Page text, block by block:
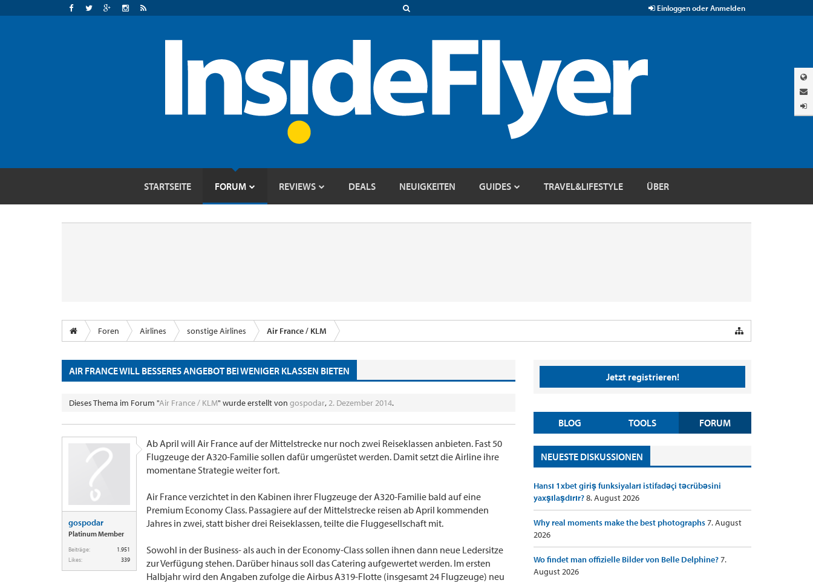
Einloggen oder Anmelden
STARTSEITE FORUM REVIEWS DEALS NEUIGKEITEN GUIDES TRAVEL&LIFESTYLE ÜBER
Foren Airlines sonstige Airlines Air France / KLM
AIR FRANCE WILL BESSERES ANGEBOT BEI WENIGER KLASSEN BIETEN
Dieses Thema im Forum "Air France / KLM" wurde erstellt von gospodar,2. Dezember 2014.
gospodar
Platinum Member
Beiträge:
1.951
Likes:
339
Ab April will Air France auf der Mittelstrecke nur noch zwei Reiseklassen anbieten. Fast 50
Flugzeuge der A320-Familie sollen dafür umgerüstet werden. Damit setzt die Airline ihre
momentane Strategie weiter fort.
Air France verzichtet in den Kabinen ihrer Flugzeuge der A320-Familie bald auf eine
Premium Economy Class. Passagiere auf der Mittelstrecke reisen ab April kommenden
Jahres in zwei, statt bisher drei Reiseklassen, teilte die Fluggesellschaft mit.
Sowohl in der Business- als auch in der Economy-Class sollen ihnen dann neue Ledersitze
zur Verfügung stehen. Darüber hinaus soll das Catering aufgewertet werden. Im ersten
Halbjahr wird den Angaben zufolge die Airbus A319-Flotte (insgesamt 24 Flugzeuge) neu
Jetzt registrieren!
BLOG TOOLS FORUM
NEUESTE DISKUSSIONEN
Hansı 1xbet giriş funksiyaları istifadəçi təcrübəsini
yaxşılaşdırır?8. August 2026
Why real moments make the best photographs7. August
2026
Wo findet man offizielle Bilder von Belle Delphine?7.
August 2026